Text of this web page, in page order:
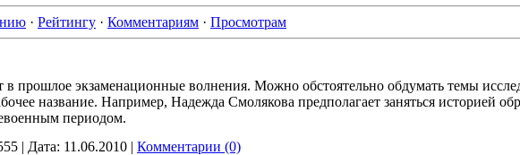
· Рейтингу · Комментариям · Просмотрам
прошлое экзаменационные волнения. Можно обстоятельно обдумать темы
название. Например, Надежда Смолякова предполагает заняться историей
периодом.
| Дата: 11.06.2010 | Комментарии (0)